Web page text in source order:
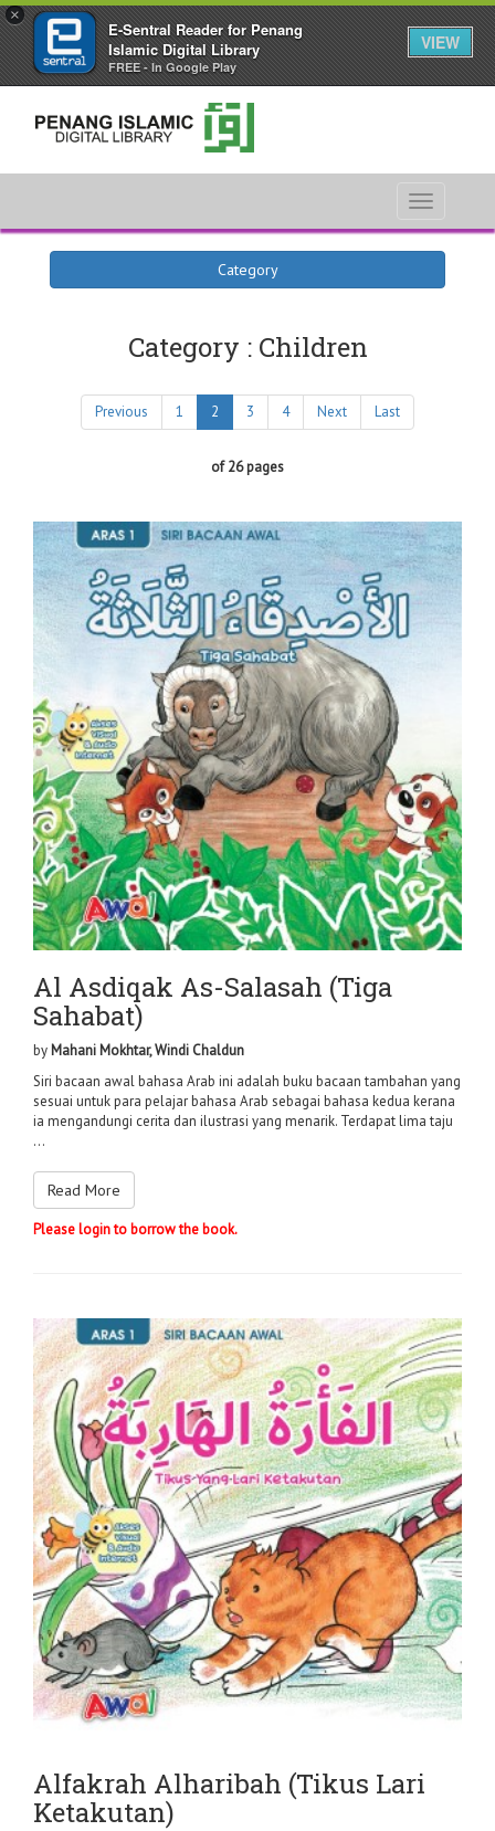
×
E-Sentral Reader for Penang
Islamic Digital Library
FREE - In Google Play
VIEW
Toggle
Category
Category : Children
Previous 1 2 3 4 Next Last
of 26 pages
Al Asdiqak As-Salasah (Tiga
Sahabat)
by Mahani Mokhtar, Windi Chaldun
Siri bacaan awal bahasa Arab ini adalah buku bacaan tambahan yang
sesuai untuk para pelajar bahasa Arab sebagai bahasa kedua kerana
ia mengandungi cerita dan ilustrasi yang menarik. Terdapat lima taju
...
Read More
Please login to borrow the book.
Alfakrah Alharibah (Tikus Lari
Ketakutan)